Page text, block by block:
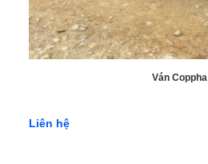
Ván Coppha
Liên hệ